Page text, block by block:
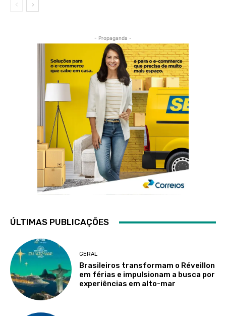
- Propaganda -
ÚLTIMAS PUBLICAÇÕES
GERAL
Brasileiros transformam o Réveillon
em férias e impulsionam a busca por
experiências em alto-mar